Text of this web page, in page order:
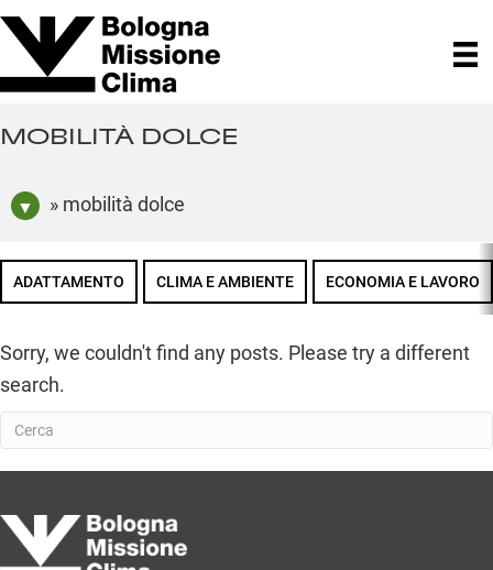
MOBILITÀ DOLCE
» mobilità dolce
ADATTAMENTO CLIMA E AMBIENTE ECONOMIA E LAVORO
Sorry, we couldn't find any posts. Please try a different
search.